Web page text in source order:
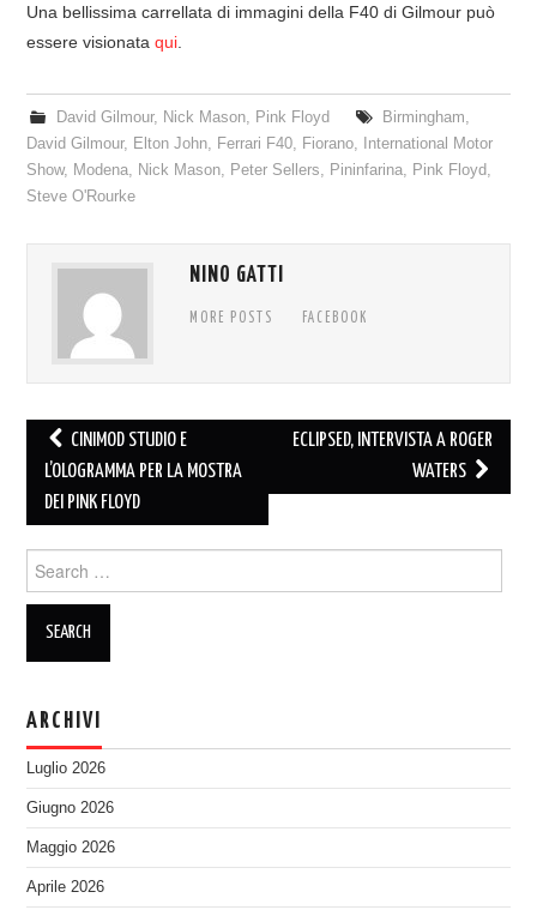
Una bellissima carrellata di immagini della F40 di Gilmour può
essere visionataqui
David Gilmour, Nick Mason, Pink Floyd Birmingham,
David Gilmour, Elton John, Ferrari F40, Fiorano,
International Motor
Show, Modena, Nick Mason, Peter Sellers, Pininfarina, Pink Floyd,
Steve O'Rourke
NINO GATTI
MORE POSTS FACEBOOK
Post
navigation
CINIMOD STUDIO E
L’OLOGRAMMA PER LA MOSTRA
DEI PINK FLOYD
ECLIPSED, INTERVISTA A ROGER
WATERS
for:
ARCHIVI
Luglio 2026
Giugno 2026
Maggio 2026
Aprile 2026